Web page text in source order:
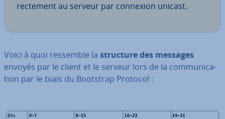
rec­te­ment au serveur par connexion unicast.
Voici à quoi ressemble la structure des messages
envoyés par le client et le serveur lors de la com­mu­ni­ca­
tion par le biais du Bootstrap Protocol :